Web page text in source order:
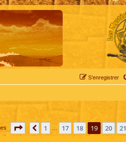
S’enregistrer
Page 19 sur 24
Précédente
1 17 18 19 20 21